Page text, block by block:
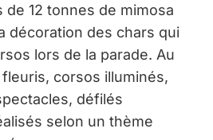
de 12 tonnes de mimosa
décoration des chars qui
lors de la parade. Au
corsos illuminés,
défilés
selon un thème